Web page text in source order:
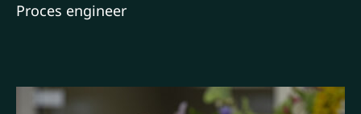
Proces engineer